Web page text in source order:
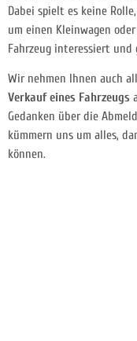
Dabei spielt es keine
um einen Kleinwagen
Fahrzeug interessiert
Wir nehmen Ihnen auch
Verkauf eines Fahrzeugs
Gedanken über die
kümmern uns um alles,
können.